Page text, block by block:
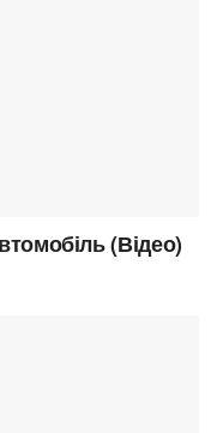
(Відео)